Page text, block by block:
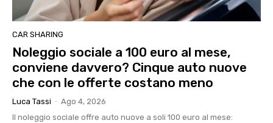
CAR SHARING
Noleggio sociale a 100 euro al mese,
conviene davvero? Cinque auto nuove
che con le offerte costano meno
Luca Tassi - Ago 4, 2026
Il noleggio sociale offre auto nuove a soli 100 euro al mese: